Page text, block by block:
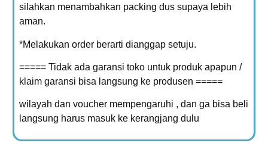
silahkan menambahkan packing dus supaya lebih
aman.
*Melakukan order berarti dianggap setuju.
===== Tidak ada garansi toko untuk produk apapun /
klaim garansi bisa langsung ke produsen =====
wilayah dan voucher mempengaruhi , dan ga bisa beli
langsung harus masuk ke kerangjang dulu